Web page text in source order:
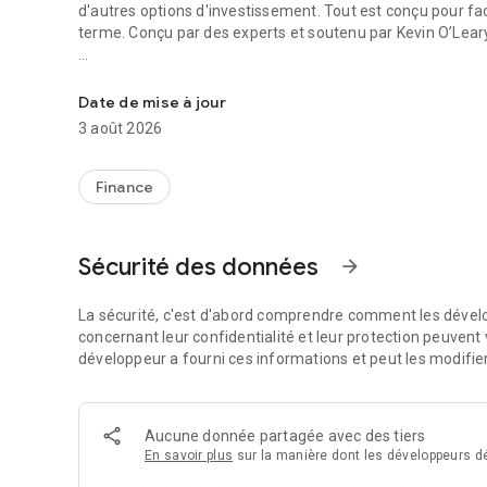
d'autres options d'investissement. Tout est conçu pour
terme. Conçu par des experts et soutenu par Kevin
via une application simple et sécurisée, conçue pour les
Roth, conçus selon vos objectifs d'investissement et
cryptomonnaies, pas de coffres-forts, pas de soucis. Sûr
BITCOIN (disponible avec Beanstox Premium) :
STOCKS 500 : Investissement automatisé dans un
plus grandes entreprises américaines.
Date de mise à jour
3 août 2026
Finance
Sécurité des données arrow_forward
La sécurité, c'est d'abord comprendre comment les
concernant leur confidentialité et leur protection
développeur a fourni ces informations et peut les
Aucune donnée partagée avec des tiers
En savoir plus sur la manière dont les développeurs